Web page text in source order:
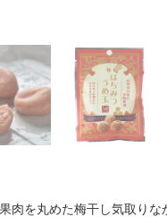
肉を丸めた梅干し気取り